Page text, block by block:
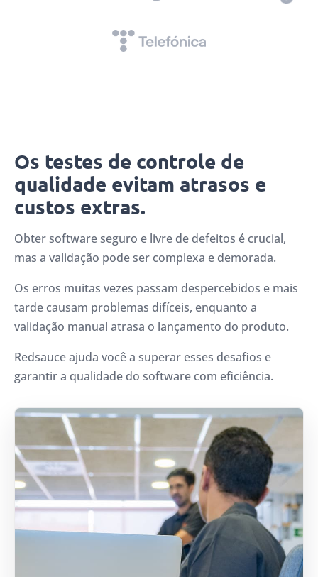
Os testes de controle de
qualidade evitam atrasos e
custos extras.
Obter software seguro e livre de defeitos é crucial,
mas a validação pode ser complexa e demorada.
Os erros muitas vezes passam despercebidos e mais
tarde causam problemas difíceis, enquanto a
validação manual atrasa o lançamento do produto.
Redsauce ajuda você a superar esses desafios e
garantir a qualidade do software com eficiência.